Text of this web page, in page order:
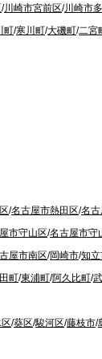
/川崎市宮前区/川崎市
町/寒川町/大磯町/二宮
/名古屋市熱田区/名
市守山区/名古屋市守
屋市南区/岡崎市/知
町/東浦町/阿久比町/
/葵区/駿河区/藤枝市/